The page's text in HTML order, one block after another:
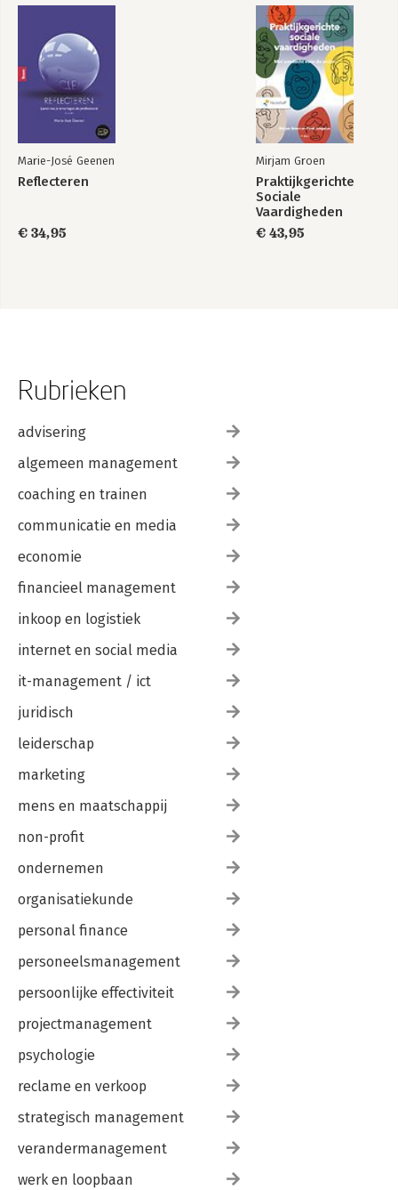
Marie-José Geenen
Reflecteren
€ 34,95
Mirjam Groen
Praktijkgerichte
Sociale
Vaardigheden
€ 43,95
Rubrieken
advisering
algemeen management
coaching en trainen
communicatie en media
economie
financieel management
inkoop en logistiek
internet en social media
it-management / ict
juridisch
leiderschap
marketing
mens en maatschappij
non-profit
ondernemen
organisatiekunde
personal finance
personeelsmanagement
persoonlijke effectiviteit
projectmanagement
psychologie
reclame en verkoop
strategisch management
verandermanagement
werk en loopbaan